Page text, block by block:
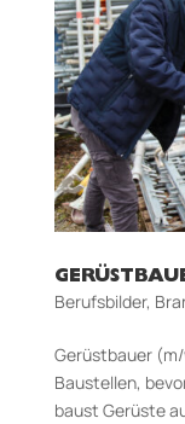
Berufsbilder,
Gerüstbauer
Baustellen,
baust Gerüste